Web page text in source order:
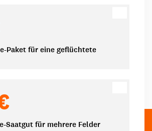
Paket für eine geflüchtete
Saatgut für mehrere Felder